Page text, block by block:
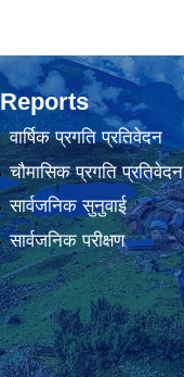
Reports
वार्षिक प्रगति प्रतिवेदन
चौमासिक प्रगति प्रतिवेदन
सार्वजनिक सुनुवाई
सार्वजनिक परीक्षण